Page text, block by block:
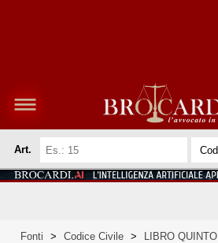
Art.
Fonti > Codice Civile > LIBRO QUINTO